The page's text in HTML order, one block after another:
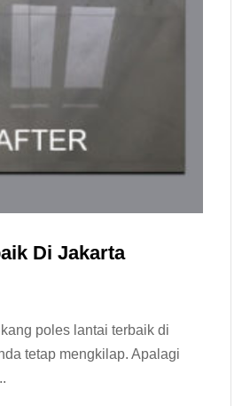
Di Jakarta
poles lantai terbaik di
tetap mengkilap. Apalagi